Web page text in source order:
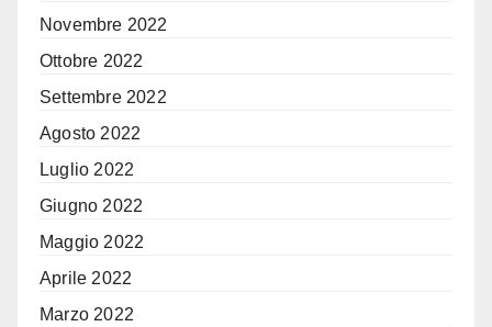
Novembre 2022
Ottobre 2022
Settembre 2022
Agosto 2022
Luglio 2022
Giugno 2022
Maggio 2022
Aprile 2022
Marzo 2022